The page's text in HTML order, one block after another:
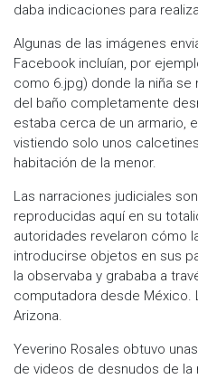
daba indicaciones para
Algunas de las imágenes
Facebook incluían, por
como 6.jpg) donde la niña
del baño completamente
estaba cerca de un armario,
vistiendo solo unos
habitación de la menor.
Las narraciones judiciales
reproducidas aquí en su
autoridades revelaron cómo
introducirse objetos en sus
la observaba y grababa a
computadora desde México.
Arizona.
Yeverino Rosales obtuvo
de videos de desnudos de